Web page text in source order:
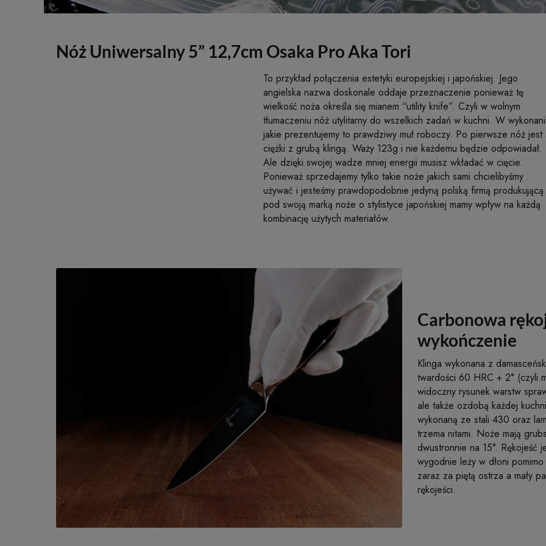
Nóż Uniwersalny 5” 12,7cm Osaka Pro Aka Tori
To przykład połączenia estetyki europejskiej i japońskiej. Jego
angielska nazwa doskonale oddaje przeznaczenie ponieważ tę
wielkość noża określa się mianem “utility knife”. Czyli w wolnym
tłumaczeniu nóż utylitarny do wszelkich zadań w kuchni. W
jakie prezentujemy to prawdziwy muł roboczy. Po pierwsze nóż jest
ciężki z grubą klingą. Waży 123g i nie każdemu będzie odpowiadał.
Ale dzięki swojej wadze mniej energii musisz wkładać w cięcie.
Ponieważ sprzedajemy tylko takie noże jakich sami chcielibyśmy
używać i jesteśmy prawdopodobnie jedyną polską firmą produkującą
pod swoją marką noże o stylistyce japońskiej mamy wpływ na każdą
kombinację użytych materiałów.
Carbonowa
wykończenie
Klinga wykonana z
twardości 60 HRC + 2° (czyli
widoczny rysunek warstw
ale także ozdobą każdej
wykonaną ze stali 430 oraz
trzema nitami. Noże mają
dwustronnie na 15°. Rękojeść
wygodnie leży w dłoni
zaraz za piętą ostrza a mały
rękojeści.